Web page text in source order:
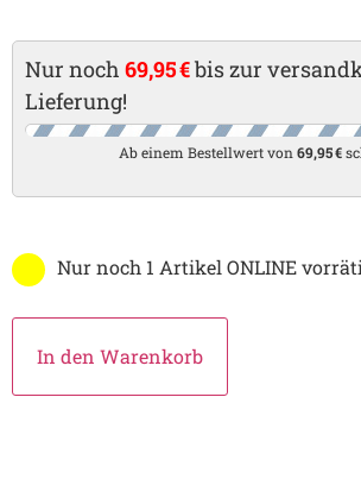
Nur noch 69,95 €bis zur
Lieferung!
Ab einem Bestellwert von69,95 €
Nur noch 1 Artikel ONLINE
In den Warenkorb